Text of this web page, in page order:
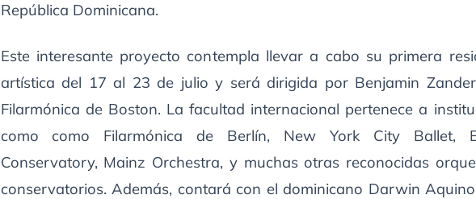
República Dominicana.
Este interesante proyecto contempla llevar a cabo su primera
artística del 17 al 23 de julio y será dirigida por Benjamin
Filarmónica de Boston. La facultad internacional pertenece a
como como Filarmónica de Berlín, New York City Ballet,
Conservatory, Mainz Orchestra, y muchas otras reconocidas
conservatorios. Además, contará con el dominicano Darwin